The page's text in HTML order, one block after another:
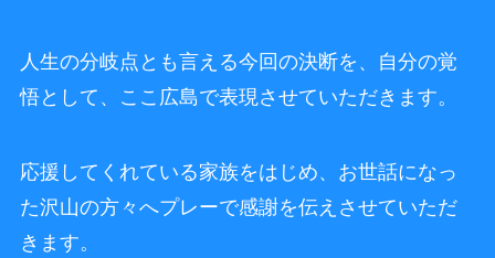
人生の分岐点とも言える今回の決断を、自分の覚
悟として、ここ広島で表現させていただきます。
応援してくれている家族をはじめ、お世話になっ
た沢山の方々へプレーで感謝を伝えさせていただ
きます。